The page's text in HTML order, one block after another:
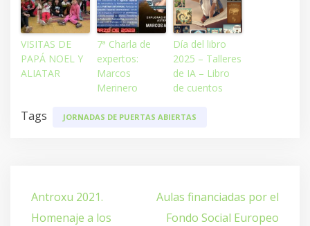
VISITAS DE
PAPÁ NOEL Y
ALIATAR
7ª Charla de
expertos:
Marcos
Merinero
Día del libro
2025 – Talleres
de IA – Libro
de cuentos
Tags JORNADAS DE PUERTAS ABIERTAS
Navegación
de
Antroxu 2021.
Homenaje a los
Aulas financiadas por el
Fondo Social Europeo